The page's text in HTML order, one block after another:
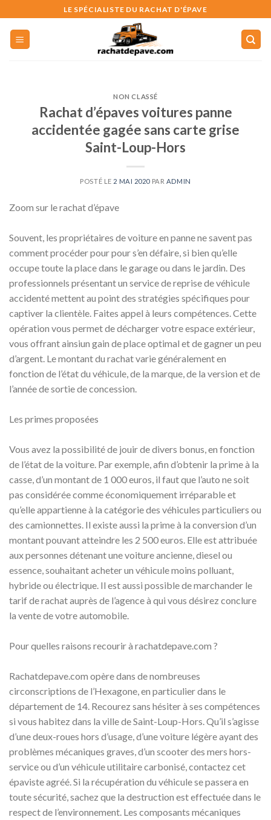
to
content
LE SPÉCIALISTE DU RACHAT D'ÉPAVE
NON CLASSÉ
Rachat d’épaves voitures panne
accidentée gagée sans carte grise
Saint-Loup-Hors
POSTÉ LE 2 MAI 2020 PAR ADMIN
Zoom sur le rachat d’épave
Souvent, les propriétaires de voiture en panne ne savent pas
comment procéder pour pour s’en défaire, si bien qu’elle
occupe toute la place dans le garage ou dans le jardin. Des
professionnels présentant un service de reprise de véhicule
accidenté mettent au point des stratégies spécifiques pour
captiver la clientèle. Faites appel à leurs compétences. Cette
opération vous permet de décharger votre espace extérieur,
vous offrant ainsiun gain de place optimal et de gagner un peu
d’argent. Le montant du rachat varie généralement en
fonction de l’état du véhicule, de la marque, de la version et de
l’année de sortie de concession.
Les primes proposées
Vous avez la possibilité de jouir de divers bonus, en fonction
de l’état de la voiture. Par exemple, afin d’obtenir la prime à la
casse, d’un montant de 1 000 euros, il faut que l’auto ne soit
pas considérée comme économiquement irréparable et
qu’elle appartienne à la catégorie des véhicules particuliers ou
des camionnettes. Il existe aussi la prime à la conversion d’un
montant pouvant atteindre les 2 500 euros. Elle est attribuée
aux personnes détenant une voiture ancienne, diesel ou
essence, souhaitant acheter un véhicule moins polluant,
hybride ou électrique. Il est aussi possible de marchander le
tarif de rachat auprès de l’agence à qui vous désirez conclure
la vente de votre automobile.
Pour quelles raisons recourir à rachatdepave.com ?
Rachatdepave.com opère dans de nombreuses
circonscriptions de l’Hexagone, en particulier dans le
département de 14. Recourez sans hésiter à ses compétences
si vous habitez dans la ville de Saint-Loup-Hors. Qu’il s’agisse
d’une deux-roues hors d’usage, d’une voiture légère ayant des
problèmes mécaniques graves, d’un scooter des mers hors-
service ou d’un véhicule utilitaire carbonisé, contactez cet
épaviste agréé. Si la récupération du véhicule se passera en
toute sécurité, sachez que la destruction est effectuée dans le
respect de l’environnement. Les composants mécaniques